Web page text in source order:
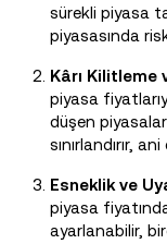
sürekli piyasa
piyasasında
Kârı Kilitleme
piyasa
düşen
sınırlandırır,
Esneklik ve
piyasa
ayarlanabilir,